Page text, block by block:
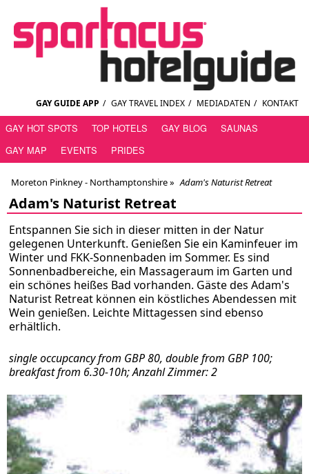
GAY GUIDE APP / GAY TRAVEL INDEX / MEDIADATEN / KONTAKT
GAY HOT SPOTS TOP HOTELS GAY BLOG
SAUNAS
GAY MAP
EVENTS PRIDES
Moreton Pinkney - Northamptonshire» Adam's Naturist Retreat
Adam's Naturist Retreat
Entspannen Sie sich in dieser mitten in der Natur
gelegenen Unterkunft. Genießen Sie ein Kaminfeuer im
Winter und FKK-Sonnenbaden im Sommer. Es sind
Sonnenbadbereiche, ein Massageraum im Garten und
ein schönes heißes Bad vorhanden. Gäste des Adam's
Naturist Retreat können ein köstliches Abendessen mit
Wein genießen. Leichte Mittagessen sind ebenso
erhältlich.
single occupcancy from GBP 80, double from GBP 100;
breakfast from 6.30-10h; Anzahl Zimmer: 2